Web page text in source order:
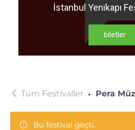
İstanbul Yenikapı
biletler
Tüm Festivaller Pera
Bu festival geçti.